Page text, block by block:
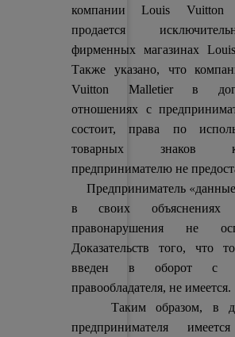
компании Louis Vuitton
продается
фирменных магазинах
Также указано, что
Vuitton Malletier в
отношениях с
состоит, права по
товарных знаков
предпринимателю не
Предприниматель
в своих объяснениях
правонарушения не
Доказательств того, что
введен в оборот с
правообладателя, не имеется.
Таким образом, в
предпринимателя